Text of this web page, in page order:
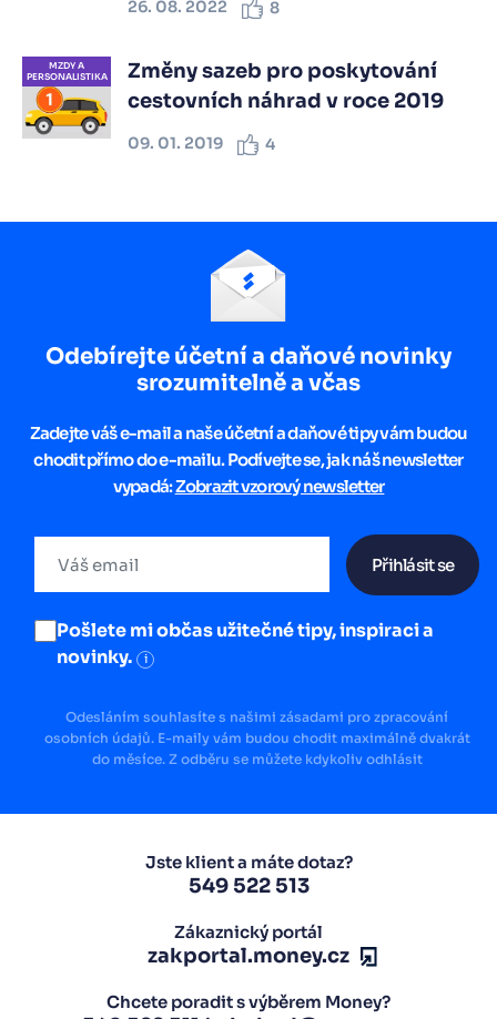
26. 08. 2022 8
MZDY A
PERSONALISTIKA
Změny sazeb pro poskytování
cestovních náhrad v roce 2019
09. 01. 2019 4
Odebírejte účetní a daňové novinky
srozumitelně a včas
Zadejte váš e-mail a naše účetní a daňové tipy vám budou
chodit přímo do e-mailu. Podívejte se, jak náš newsletter
vypadá:Zobrazit vzorový newsletter
Přihlásit se
Pošlete mi občas užitečné tipy, inspiraci a
novinky.
i
Odesláním souhlasíte s našimi zásadami pro zpracování
osobních údajů. E-maily vám budou chodit maximálně dvakrát
do měsíce. Z odběru se můžete kdykoliv odhlásit
Jste klient a máte dotaz?
549 522 513
Zákaznický portál
zakportal.money.cz
Chcete poradit s výběrem Money?